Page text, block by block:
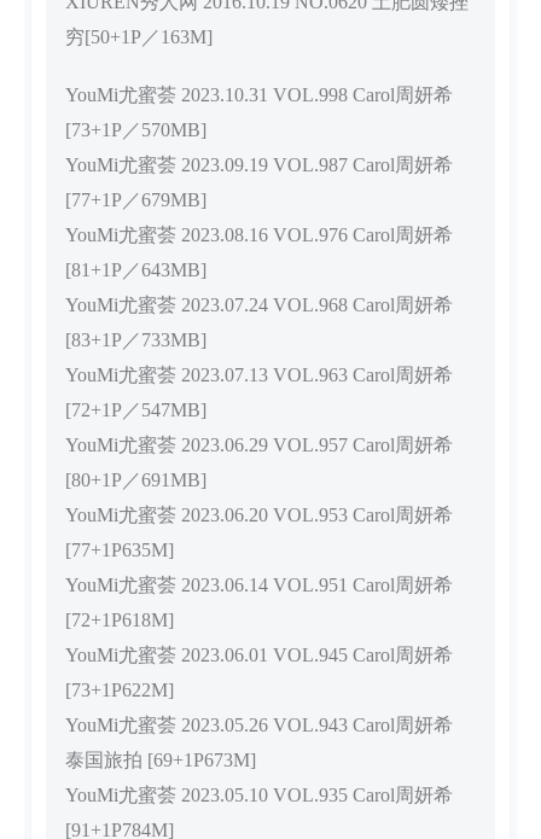
穷[50+1P／163M]
YouMi尤蜜荟 2023.10.31 VOL.998 Carol周妍希
[73+1P／570MB]
YouMi尤蜜荟 2023.09.19 VOL.987 Carol周妍希
[77+1P／679MB]
YouMi尤蜜荟 2023.08.16 VOL.976 Carol周妍希
[81+1P／643MB]
YouMi尤蜜荟 2023.07.24 VOL.968 Carol周妍希
[83+1P／733MB]
YouMi尤蜜荟 2023.07.13 VOL.963 Carol周妍希
[72+1P／547MB]
YouMi尤蜜荟 2023.06.29 VOL.957 Carol周妍希
[80+1P／691MB]
YouMi尤蜜荟 2023.06.20 VOL.953 Carol周妍希
[77+1P635M]
YouMi尤蜜荟 2023.06.14 VOL.951 Carol周妍希
[72+1P618M]
YouMi尤蜜荟 2023.06.01 VOL.945 Carol周妍希
[73+1P622M]
YouMi尤蜜荟 2023.05.26 VOL.943 Carol周妍希
泰国旅拍 [69+1P673M]
YouMi尤蜜荟 2023.05.10 VOL.935 Carol周妍希
[91+1P784M]